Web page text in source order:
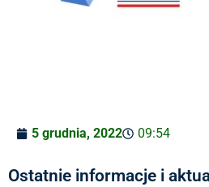
5 grudnia, 2022 09:54
Ostatnie informacje i